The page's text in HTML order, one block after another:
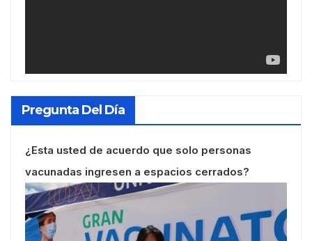
Pregunta Del Día
¿Esta usted de acuerdo que solo personas
vacunadas ingresen a espacios cerrados?